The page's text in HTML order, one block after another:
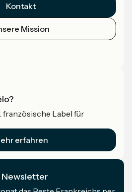
Kontakt
Mission
französische Label für
erfahren
Newsletter